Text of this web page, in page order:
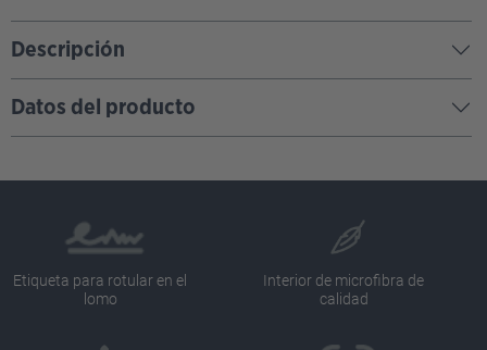
Descripción
Datos del producto
Etiqueta para rotular en el
lomo
Interior de microfibra de
calidad